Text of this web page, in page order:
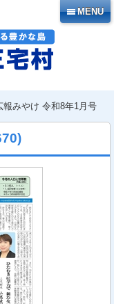
MENU
報みやけ 令和8年1月号
)